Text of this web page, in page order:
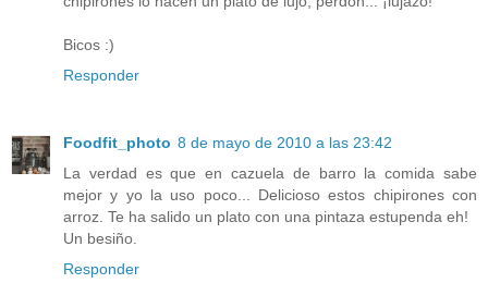
Bicos :)
Responder
Foodfit_photo 8 de mayo de 2010 a las 23:42
La verdad es que en cazuela de barro la comida sabe
mejor y yo la uso poco... Delicioso estos chipirones con
arroz. Te ha salido un plato con una pintaza estupenda eh!
Un besiño.
Responder